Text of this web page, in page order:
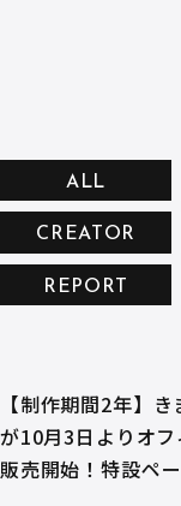
ALL
CREATOR
REPORT
【制作期間2年】
が10月3日よりオ
販売開始！特設ペ